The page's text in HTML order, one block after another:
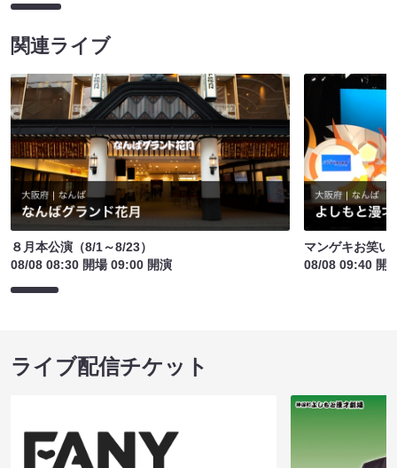
関連ライブ
８月本公演（8/1～8/23）
08/08 08:30 開場 09:00 開演
マンゲキお笑い
08/08 09:40 開
ライブ配信チケット